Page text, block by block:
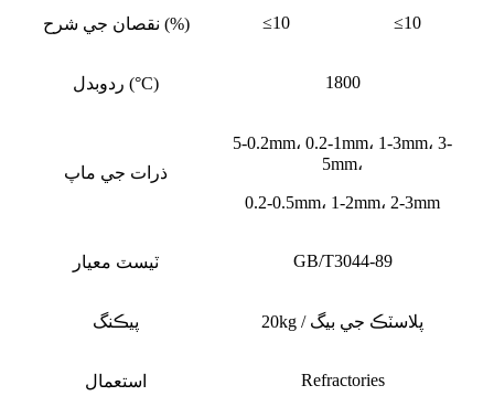
نقصان جي شرح (%) ≤10 ≤10
ردوبدل (°C) 1800
ذرات جي ماپ
5-0.2mm، 0.2-1mm، 1-3mm، 3-
5mm،
0.2-0.5mm، 1-2mm، 2-3mm
ٽيسٽ معيار GB/T3044-89
پيڪنگ 20kg / پلاسٽڪ جي بيگ
استعمال Refractories